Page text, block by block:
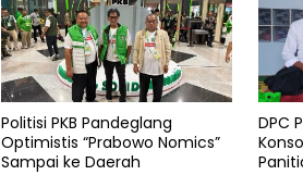
Politisi PKB Pandeglang
Optimistis “Prabowo Nomics”
Sampai ke Daerah
DPC